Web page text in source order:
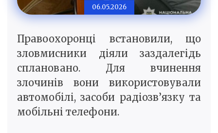
06.05.2026
Правоохоронці встановили, що
зловмисники діяли заздалегідь
сплановано. Для вчинення
злочинів вони використовували
автомобілі, засоби радіозв’язку та
мобільні телефони.